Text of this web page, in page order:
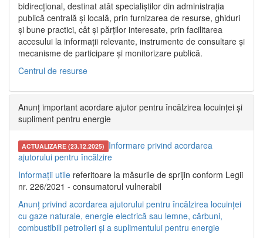
bidirecțional, destinat atât specialiștilor din administrația
publică centrală și locală, prin furnizarea de resurse, ghiduri
și bune practici, cât și părților interesate, prin facilitarea
accesului la informații relevante, instrumente de consultare și
mecanisme de participare și monitorizare publică.
Centrul de resurse
Anunț important acordare ajutor pentru încălzirea locuinței și
supliment pentru energie
ACTUALIZARE (23.12.2025) Informare privind acordarea
ajutorului pentru încălzire
Informații utile referitoare la măsurile de sprijin conform Legii
nr. 226/2021 - consumatorul vulnerabil
Anunț privind acordarea ajutorului pentru încălzirea locuinței
cu gaze naturale, energie electrică sau lemne, cărbuni,
combustibili petrolieri și a suplimentului pentru energie